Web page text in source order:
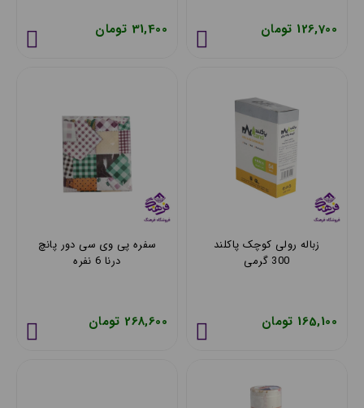
126,700 تومان 31,400 تومان
زباله رولی کوچک پاکلند
300 گرمی
165,100 تومان
سفره پی وی سی دور پانچ
درنا 6 نفره
268,600 تومان